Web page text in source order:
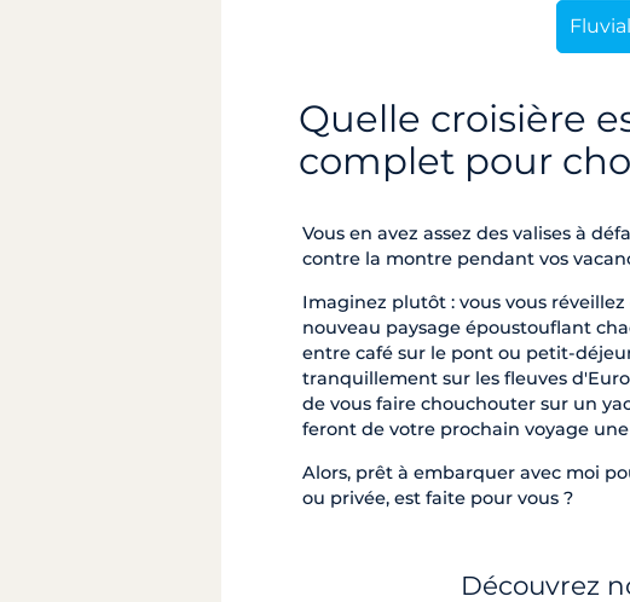
Fluvial
Quelle croisière
complet pour
Vous en avez assez des valises à
contre la montre pendant vos
Imaginez plutôt : vous vous
nouveau paysage époustouflant
entre café sur le pont ou petit-
tranquillement sur les fleuves
de vous faire chouchouter sur un
feront de votre prochain voyage
Alors, prêt à embarquer avec moi
ou privée, est faite pour vous ?
Découvrez